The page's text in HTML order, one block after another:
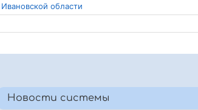
области
Новости системы